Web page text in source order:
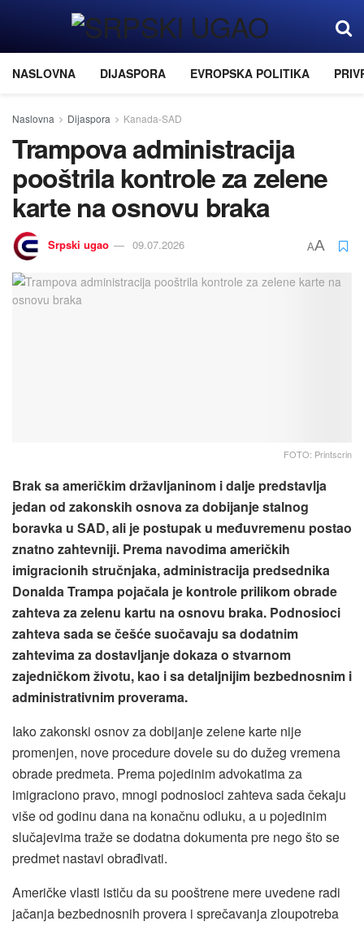
NASLOVNA DIJASPORA EVROPSKA POLITIKA
Naslovna Dijaspora Kanada-SAD
Trampova administracija
pooštrila kontrole za zelene
karte na osnovu braka
Srpski ugao 09.07.2026 AA
FOTO: Printscrin
Brak sa američkim državljaninom i dalje predstavlja
jedan od zakonskih osnova za dobijanje stalnog
boravka u SAD, ali je postupak u međuvremenu postao
znatno zahtevniji. Prema navodima američkih
imigracionih stručnjaka, administracija predsednika
Donalda Trampa pojačala je kontrole prilikom obrade
zahteva za zelenu kartu na osnovu braka. Podnosioci
zahteva sada se češće suočavaju sa dodatnim
zahtevima za dostavljanje dokaza o stvarnom
zajedničkom životu, kao i sa detaljnijim bezbednosnim i
administrativnim proverama.
Iako zakonski osnov za dobijanje zelene karte nije
promenjen, nove procedure dovele su do dužeg vremena
obrade predmeta. Prema pojedinim advokatima za
imigraciono pravo, mnogi podnosioci zahteva sada čekaju
više od godinu dana na konačnu odluku, a u pojedinim
slučajevima traže se dodatna dokumenta pre nego što se
predmet nastavi obrađivati.
Američke vlasti ističu da su pooštrene mere uvedene radi
jačanja bezbednosnih provera i sprečavanja zloupotreba